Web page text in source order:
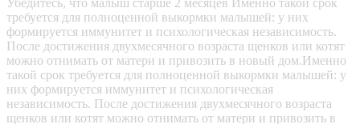
Убедитесь, что малыш старше 2 месяцев Именно такой срок
требуется для полноценной выкормки малышей: у них
формируется иммунитет и психологическая независимость.
После достижения двухмесячного возраста щенков или котят
можно отнимать от матери и привозить в новый дом.Именно
такой срок требуется для полноценной выкормки малышей: у
них формируется иммунитет и психологическая
независимость. После достижения двухмесячного возраста
щенков или котят можно отнимать от матери и привозить в